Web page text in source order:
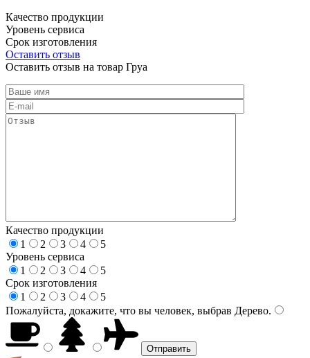
Качество продукции
Уровень сервиса
Срок изготовления
Оставить отзыв
Оставить отзыв на товар Груа
Качество продукции
1
2 3 4
5
Уровень сервиса
1
2 3 4
5
Срок изготовления
1
2 3 4
5
Пожалуйста, докажите, что вы человек, выбрав Дерево.